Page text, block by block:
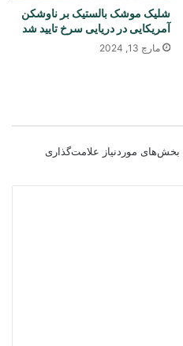
شلیک موشک بالستیک بر ناوشکن
آمریکایی در دریایی سرخ تایید شد
مارچ 13, 2024
بخش‌های موردنیاز علامت‌گذاری